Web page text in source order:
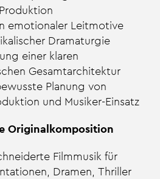
emotionaler Leitmotive
Dramaturgie
einer klaren
Gesamtarchitektur
Planung von
und Musiker-Einsatz
Originalkomposition
Filmmusik für
Dramen, Thriller